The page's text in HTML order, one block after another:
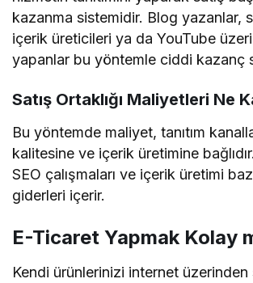
kazanma sistemidir. Blog yazanlar,
içerik üreticileri ya da YouTube
yapanlar bu yöntemle ciddi kazanç
Satış Ortaklığı Maliyetleri Ne
Bu yöntemde maliyet, tanıtım
kalitesine ve içerik üretimine
SEO çalışmaları ve içerik üretimi
giderleri içerir.
E-Ticaret Yapmak Kolay
Kendi ürünlerinizi internet